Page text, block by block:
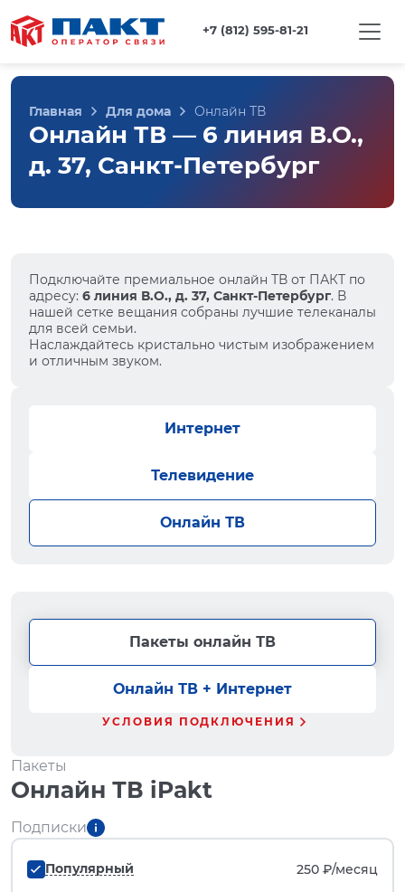
+7 (812) 595-81-21
Главная Для дома Онлайн ТВ
Онлайн ТВ — 6 линия В.О.,
д. 37, Санкт-Петербург
Подключайте премиальное онлайн ТВ от ПАКТ по
адресу: 6 линия В.О., д. 37, Санкт-Петербург. В
нашей сетке вещания собраны лучшие телеканалы
для всей семьи.
Наслаждайтесь кристально чистым изображением
и отличным звуком.
Интернет
Телевидение
Онлайн ТВ
Пакеты онлайн ТВ
Онлайн ТВ + Интернет
УСЛОВИЯ ПОДКЛЮЧЕНИЯ
Пакеты
Онлайн ТВ iPakt
Подписки
Популярный 250 ₽/месяц